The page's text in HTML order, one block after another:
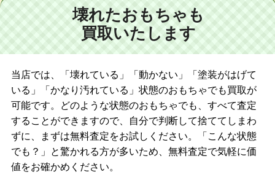
(SD13男の子)
セシルザスカーフェイス/アーヴィン/ウィリアムズ/ウィリアムズ
the Hatter/沖田総司/キャプテンセシル/久城一弥/イリン/荒夜 ドル
(SD17男の子)
レイズナー The Shadow of Captain/レイズナーザスカーフェイス/レ
イズナー The Desire for Revenge/アラン the Lion/ウィリアムズ the
Darkness of Ensign/ウィリアムズ the young Ensign/橘四朗/光源氏/土
方歳三/SD17少年ボディ
冥土へ誘うもの アイリ
(魔法少女リリカルなのは)
(マヴラヴ)
社霞
(FORTUNE ARTERIAL)
千堂瑛里華・紅瀬桐華
(超昂天使エスカレイヤー)
壊れたおもちゃも
買取いたします
当店では、「壊れている」「動かない」「塗装がはげて
いる」「かなり汚れている」状態のおもちゃでも買取が
可能です。どのような状態のおもちゃでも、すべて査定
することができますので、自分で判断して捨ててしまわ
ずに、まずは無料査定をお試しください。「こんな状態
でも？」と驚かれる方が多いため、無料査定で気軽に価
値をお確かめください。